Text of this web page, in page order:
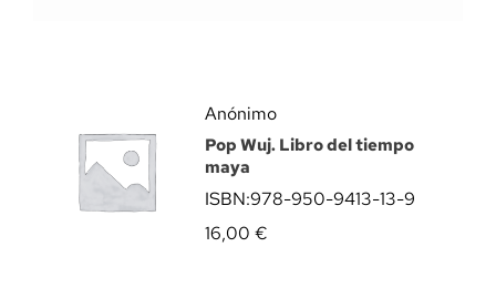
Anónimo
Pop Wuj. Libro del tiempo
maya
ISBN:978-950-9413-13-9
16,00 €